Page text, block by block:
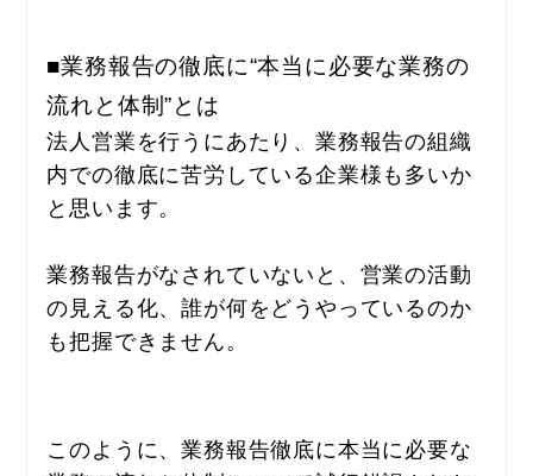
■業務報告の徹底に“本当に必要な業務の
流れと体制”とは
法人営業を行うにあたり、業務報告の組織
内での徹底に苦労している企業様も多いか
と思います。
業務報告がなされていないと、営業の活動
の見える化、誰が何をどうやっているのか
も把握できません。
このように、業務報告徹底に本当に必要な